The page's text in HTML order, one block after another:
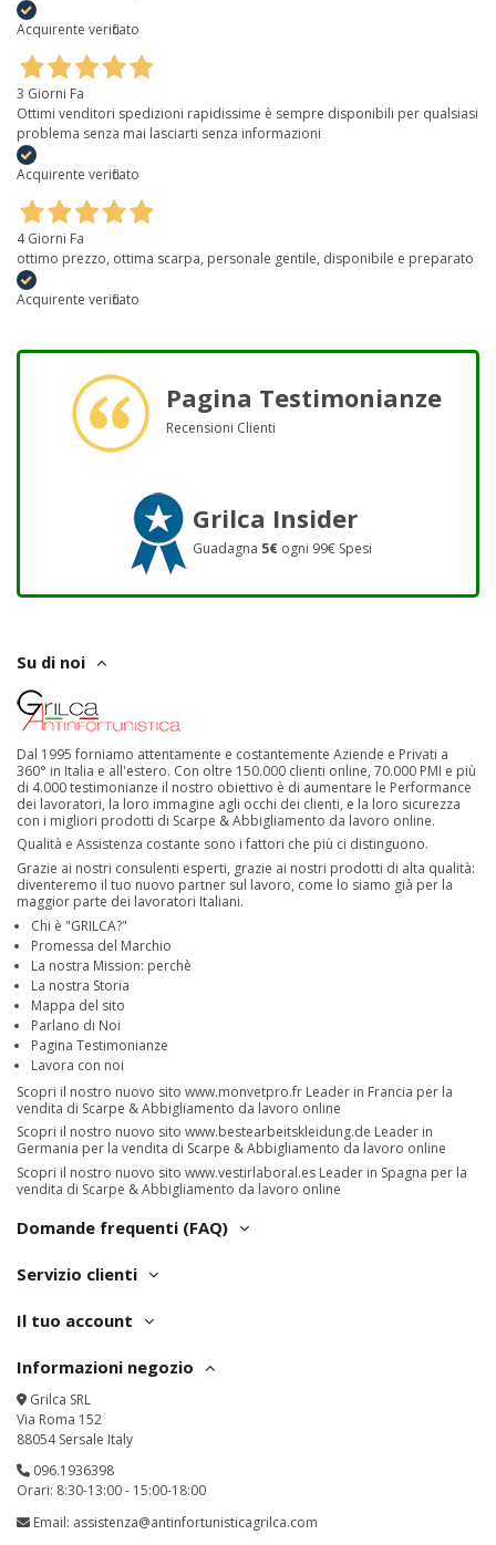
Acquirente verificato
3 Giorni Fa
Ottimi venditori spedizioni rapidissime è sempre disponibili per qualsiasi
problema senza mai lasciarti senza informazioni
Acquirente verificato
4 Giorni Fa
ottimo prezzo, ottima scarpa, personale gentile, disponibile e preparato
Acquirente verificato
Pagina Testimonianze
Recensioni Clienti
Grilca Insider
Guadagna 5€ ogni 99€ Spesi
Su di noi
Dal 1995 forniamo attentamente e costantemente Aziende e Privati a
360° in Italia e all'estero. Con oltre 150.000 clienti online, 70.000 PMI e più
di 4.000 testimonianze il nostro obiettivo è di aumentare le Performance
dei lavoratori, la loro immagine agli occhi dei clienti, e la loro sicurezza
con i migliori prodotti di Scarpe & Abbigliamento da lavoro online.
Qualità e Assistenza costante sono i fattori che più ci distinguono.
Grazie ai nostri consulenti esperti, grazie ai nostri prodotti di alta qualità:
diventeremo il tuo nuovo partner sul lavoro, come lo siamo già per la
maggior parte dei lavoratori Italiani.
Chi è "GRILCA?"
Promessa del Marchio
La nostra Mission: perchè
La nostra Storia
Mappa del sito
Parlano di Noi
Pagina Testimonianze
Lavora con noi
Scopri il nostro nuovo sito www.monvetpro.fr Leader in Francia per la
vendita di Scarpe & Abbigliamento da lavoro online
Scopri il nostro nuovo sito www.bestearbeitskleidung.de Leader in
Germania per la vendita di Scarpe & Abbigliamento da lavoro online
Scopri il nostro nuovo sito www.vestirlaboral.es Leader in Spagna per la
vendita di Scarpe & Abbigliamento da lavoro online
Domande frequenti (FAQ)
Servizio clienti
Il tuo account
Informazioni negozio
Grilca SRL
Via Roma 152
88054 Sersale Italy
096.1936398
Orari: 8:30-13:00 - 15:00-18:00
Email: assistenza@antinfortunisticagrilca.com